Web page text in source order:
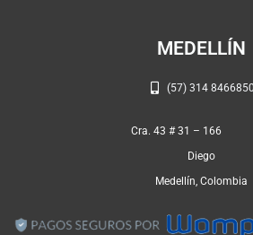
MEDELLÍN
(57) 314 8466850
Cra. 43 # 31 – 166
Diego
Medellín, Colombia